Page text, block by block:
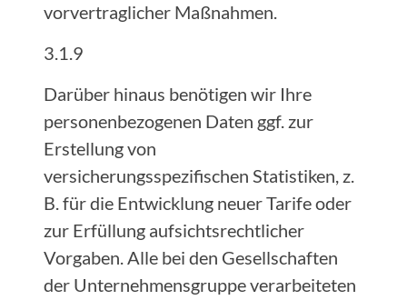
vorvertraglicher Maßnahmen.
3.1.9
Darüber hinaus benötigen wir Ihre
personenbezogenen Daten ggf. zur
Erstellung von
versicherungsspezifischen Statistiken, z.
B. für die Entwicklung neuer Tarife oder
zur Erfüllung aufsichtsrechtlicher
Vorgaben. Alle bei den Gesellschaften
der Unternehmensgruppe verarbeiteten